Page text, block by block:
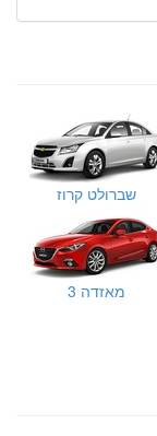
שברולט קרוז
מאזדה 3